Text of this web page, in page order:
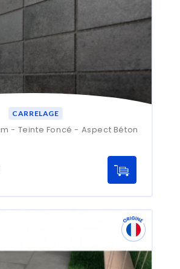
CARRELAGE
- Teinte Foncé - Aspect Béton